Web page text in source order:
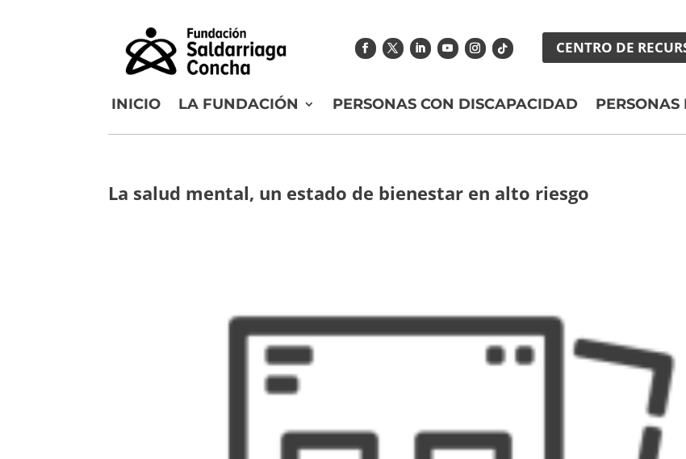
CENTRO DE
INICIO LA FUNDACIÓN PERSONAS CON DISCAPACIDAD PERSONAS
La salud mental, un estado de bienestar en alto riesgo